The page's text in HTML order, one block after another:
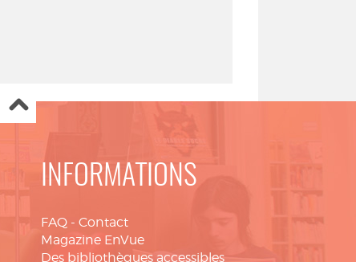
INFORMATIONS
FAQ - Contact
Magazine EnVue
Des bibliothèques accessibles